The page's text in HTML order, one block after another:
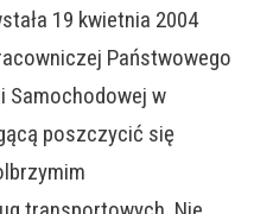
19 kwietnia 2004
Państwowego
Samochodowej w
poszczycić się